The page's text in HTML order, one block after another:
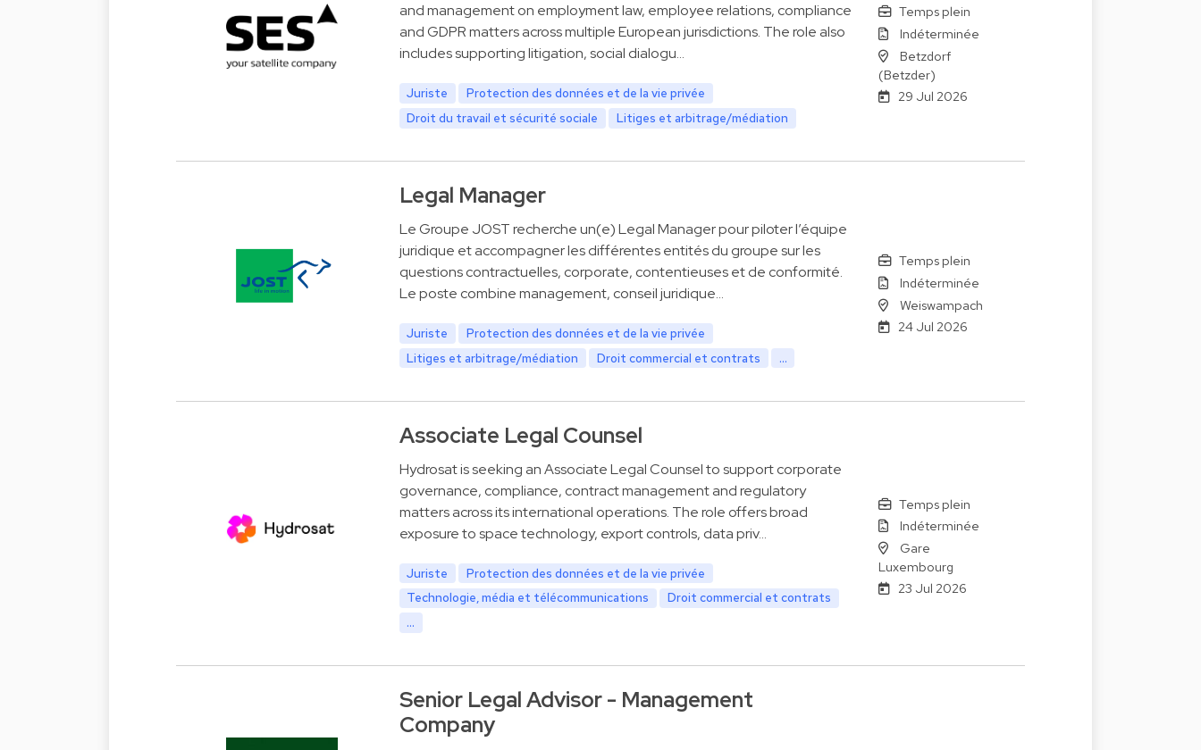
and management on employment law, employee relations, compliance
and GDPR matters across multiple European jurisdictions. The role also
includes supporting litigation, social dialogu…
Juriste
Protection des données et de la vie privée
Droit du travail et sécurité sociale
Litiges et arbitrage/médiation
Temps plein
Indéterminée
Betzdorf
(Betzder)
29 Jul 2026
Legal Manager
Le Groupe JOST recherche un(e) Legal Manager pour piloter l’équipe
juridique et accompagner les différentes entités du groupe sur les
questions contractuelles, corporate, contentieuses et de conformité.
Le poste combine management, conseil juridique…
Juriste
Protection des données et de la vie privée
Litiges et arbitrage/médiation
Droit commercial et contrats ...
Temps plein
Indéterminée
Weiswampach
24 Jul 2026
Associate Legal Counsel
Hydrosat is seeking an Associate Legal Counsel to support corporate
governance, compliance, contract management and regulatory
matters across its international operations. The role offers broad
exposure to space technology, export controls, data priv…
Juriste
Protection des données et de la vie privée
Technologie, média et télécommunications
Droit commercial et contrats
...
Temps plein
Indéterminée
Gare
Luxembourg
23 Jul 2026
Senior Legal Advisor - Management
Company